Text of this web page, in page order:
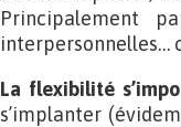
Principalement
interpersonnelles…
La flexibilité
s’implanter